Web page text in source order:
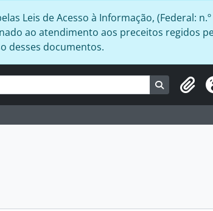
Leis de Acesso à Informação, (Federal: n.º
ao atendimento aos preceitos regidos
desses documentos.
Busque
Área